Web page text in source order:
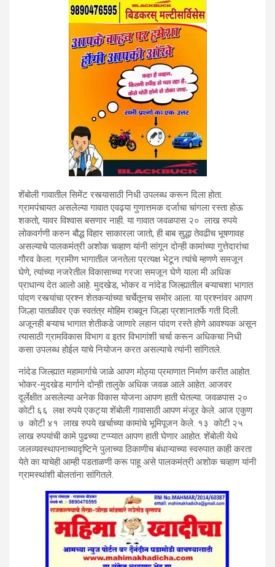
शेंबोली गावातील सिमेंट रस्त्यासाठी निधी उपलब्ध करून दिला होता.
ग्रामपंचायत असलेल्या गावात एवढ्या गुणात्तमक दर्जाचा चांगला रस्ता होऊ
शकतो, यावर विश्वास बसणार नाही. या गावात जवळपास २० लाख रुपये
लोकवर्गणी करुन बौद्ध विहार साकारला जातो, ही बाब सुद्धा तेवढीच भूषणावह
असल्याचे पालकमंत्री अशोक चव्हाण यांनी सांगून दोन्ही कामांच्या गुत्तेदारांचा
गौरव केला. ग्रामीण भागातील जनतेला प्रत्यक्ष भेटून त्यांचे म्हणणे समजून
घेणे, त्यांच्या नजरेतील विकासाच्या गरजा समजून घेणे याला मी अधिक
प्राधान्य देत आलो आहे. मुदखेड, भोकर व नांदेड जिल्ह्यातील बऱ्याचशा भागात
पांदण रस्त्यांचा प्रश्न शेतकऱ्यांच्या चर्चेतूनच समोर आला. या प्रश्नांवर आपण
जिल्हा पातळीवर एक स्वतंत्र मोहिम राबवून जिल्हा प्रशानातर्फे गती दिली.
अजूनही बऱ्याच भागात शेतीकडे जाणारे लहान पांदण रस्ते होणे आवश्यक असून
त्यासाठी ग्रामविकास विभाग व इतर विभागांशी चर्चा करून अधिकचा निधी
कसा उपलब्ध होईल याचे नियोजन करत असल्याचे त्यांनी सांगितले.
नांदेड जिल्ह्यात महामार्गाचे जाळे आपण मोठ्या प्रमाणात निर्माण करीत आहोत.
भोकर-मुदखेड मार्गाने दोन्ही तालुके अधिक जवळ आले आहेत. आजवर
दूर्लेक्षीत असलेल्या अनेक विकास योजना आपण हाती घेतल्या. जवळपास २०
कोटी ६६ लक्ष रुपये एकट्या शेंबोली गावासाठी आपण मंजूर केले. आज एकुण
७ कोटी ४१ लाख रुपये खर्चाच्या कामांचे भूमिपूजन केले. १३ कोटी २५
लाख रुपयांची कामे पुढच्या टप्प्यात आपण हाती घेणार आहोत. शेंबोली येथे
जलव्यवस्थापनाच्यादृष्टिने पुलाच्या ठिकाणीच बंधाऱ्याच्या स्वरुपात काही करता
येते का याचेही आम्ही पडताळणी करू पाहू असे पालकमंत्री अशोक चव्हाण यांनी
ग्रामस्थांशी बोलतांना सांगितले.